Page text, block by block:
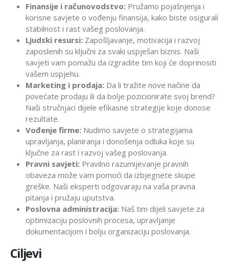
Finansije i računovodstvo: Pružamo pojašnjenja i
korisne savjete o vođenju finansija, kako biste osigurali
stabilnost i rast vašeg poslovanja.
Ljudski resursi: Zapošljavanje, motivacija i razvoj
zaposlenih su ključni za svaki uspješan biznis. Naši
savjeti vam pomažu da izgradite tim koji će doprinositi
vašem uspjehu.
Marketing i prodaja: Da li tražite nove načine da
povećate prodaju ili da bolje pozicionirate svoj brend?
Naši stručnjaci dijele efikasne strategije koje donose
rezultate.
Vođenje firme: Nudimo savjete o strategijama
upravljanja, planiranja i donošenja odluka koje su
ključne za rast i razvoj vašeg poslovanja.
Pravni savjeti: Pravilno razumijevanje pravnih
obaveza može vam pomoći da izbjegnete skupe
greške. Naši eksperti odgovaraju na vaša pravna
pitanja i pružaju uputstva.
Poslovna administracija: Naš tim dijeli savjete za
optimizaciju poslovnih procesa, upravljanje
dokumentacijom i bolju organizaciju poslovanja.
Ciljevi